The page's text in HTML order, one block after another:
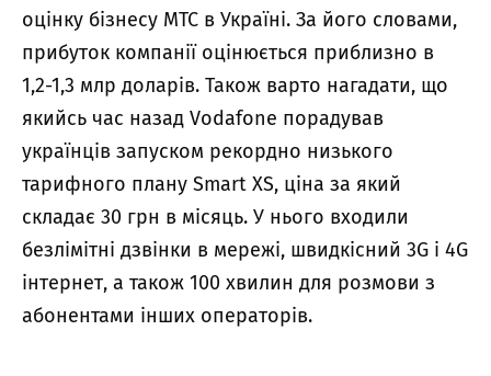
оцінку бізнесу МТС в Україні. За його словами,
прибуток компанії оцінюється приблизно в
1,2-1,3 млр доларів. Також варто нагадати, що
якийсь час назад Vodafone порадував
українців запуском рекордно низького
тарифного плану Smart XS, ціна за який
складає 30 грн в місяць. У нього входили
безлімітні дзвінки в мережі, швидкісний 3G і 4G
інтернет, а також 100 хвилин для розмови з
абонентами інших операторів.